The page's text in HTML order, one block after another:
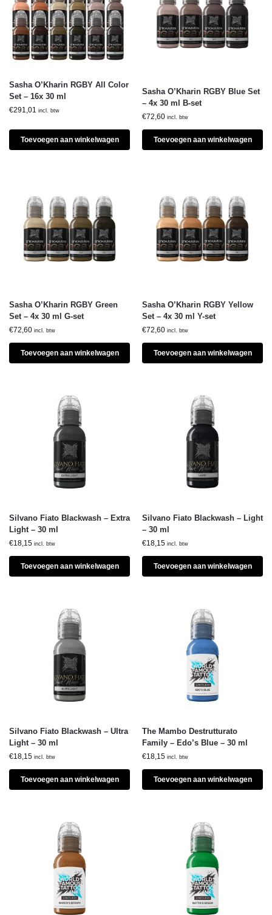
Sasha O’Kharin RGBY All Color
Set – 16x 30 ml
€291,01 incl. btw
Toevoegen aan winkelwagen
Sasha O’Kharin RGBY Blue Set
– 4x 30 ml B-set
€72,60 incl. btw
Toevoegen aan winkelwagen
Sasha O’Kharin RGBY Green
Set – 4x 30 ml G-set
€72,60 incl. btw
Toevoegen aan winkelwagen
Sasha O’Kharin RGBY Yellow
Set – 4x 30 ml Y-set
€72,60 incl. btw
Toevoegen aan winkelwagen
Silvano Fiato Blackwash – Extra
Light – 30 ml
€18,15 incl. btw
Toevoegen aan winkelwagen
Silvano Fiato Blackwash – Light
– 30 ml
€18,15 incl. btw
Toevoegen aan winkelwagen
Silvano Fiato Blackwash – Ultra
Light – 30 ml
€18,15 incl. btw
Toevoegen aan winkelwagen
The Mambo Destrutturato
Family – Edo’s Blue – 30 ml
€18,15 incl. btw
Toevoegen aan winkelwagen